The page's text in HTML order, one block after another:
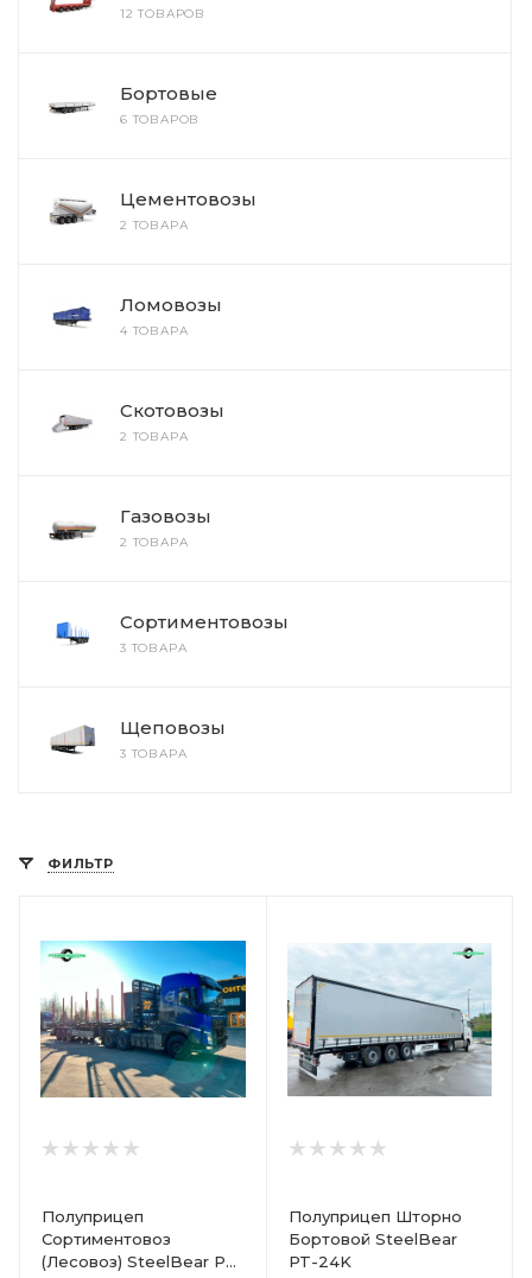
12 ТОВАРОВ
Бортовые
6 ТОВАРОВ
Цементовозы
2 ТОВАРА
Ломовозы
4 ТОВАРА
Скотовозы
2 ТОВАРА
Газовозы
2 ТОВАРА
Сортиментовозы
3 ТОВАРА
Щеповозы
3 ТОВАРА
ФИЛЬТР
Полуприцеп
Сортиментовоз
(Лесовоз) SteelBear PT-
Полуприцеп Шторно
Бортовой SteelBear
PT-24K